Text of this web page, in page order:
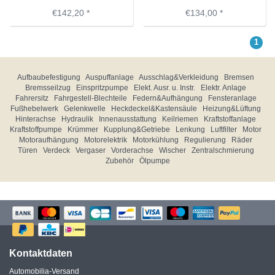
€142,20 * €134,00 *
1
Aufbaubefestigung Auspuffanlage Ausschlag&Verkleidung
Bremsen
Bremsseilzug
Einspritzpumpe Elekt. Ausr. u. Instr.
Elektr. Anlage
Fahrersitz
Fahrgestell-Blechteile Federn&Aufhängung
Fensteranlage
Fußhebelwerk
Gelenkwelle Heckdeckel&Kastensäule
Heizung&Lüftung
Hinterachse
Hydraulik Innenausstattung Keilriemen
Kraftstoffanlage
Kraftstoffpumpe
Krümmer Kupplung&Getriebe Lenkung Luftfilter
Motor
Motoraufhängung
Motorelektrik Motorkühlung Regulierung
Räder
Türen
Verdeck Vergaser Vorderachse Wischer
Zentralschmierung
Zubehör
Ölpumpe
Kontaktdaten
Automobilia-Versand